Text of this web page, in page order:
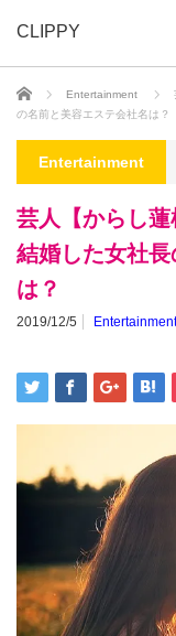
CLIPPY
ホーム Entertainment
の名前と美容エステ会社名は？
Entertainment
芸人【からし蓮
結婚した女社
は？
2019/12/5 Entertainment